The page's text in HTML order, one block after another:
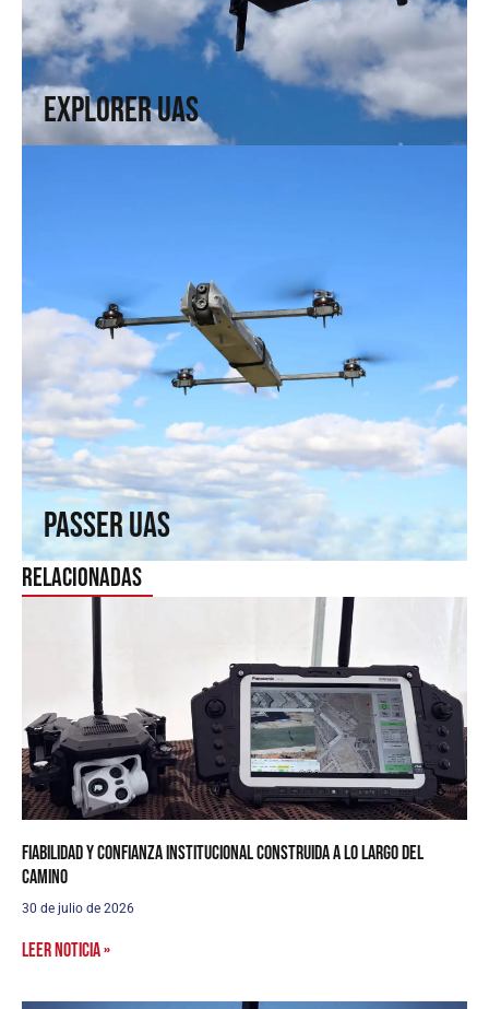
Explorer UAS
Versatilidad y portabilidad. Alta tecnología en formato
compacto.
↗
Passer UAS
Passer UAS
Vuela donde otros no llegan. Capacidades de ala fija en ala
rotatoria.
↗
Relacionadas
Fiabilidad y confianza institucional construida a lo largo del
camino
30 de julio de 2026
Leer noticia »